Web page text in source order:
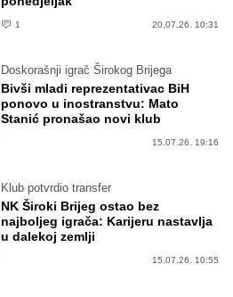
1 20.07.26. 10:31
Doskorašnji igrač Širokog Brijega
Bivši mladi reprezentativac BiH
ponovo u inostranstvu: Mato
Stanić pronašao novi klub
15.07.26. 19:16
Klub potvrdio transfer
NK Široki Brijeg ostao bez
najboljeg igrača: Karijeru nastavlja
u dalekoj zemlji
15.07.26. 10:55